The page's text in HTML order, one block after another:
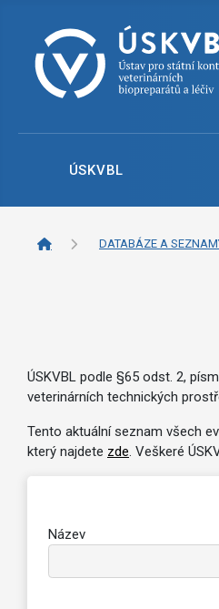
ÚSKVBL
DATABÁZE A
ÚSKVBL podle §65 odst. 2,
veterinárních technických
Tento aktuální seznam všech
který najdete zde. Veškeré
Název